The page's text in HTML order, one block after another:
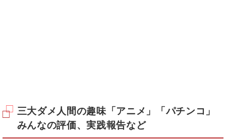
三大ダメ人間の趣味「アニメ」「パチンコ」
みんなの評価、実践報告など